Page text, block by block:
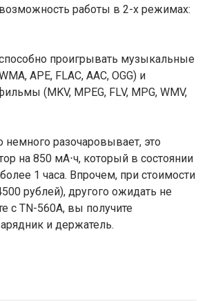
возможность работы в 2-х режимах:
проигрывать музыкальные
APE, FLAC, AAC, OGG) и
(MKV, MPEG, FLV, MPG, WMV,
немного разочаровывает, это
на 850 мА⋅ч, который в состоянии
1 часа. Впрочем, при стоимости
рублей), другого ожидать не
с TN-560A, вы получите
и держатель.